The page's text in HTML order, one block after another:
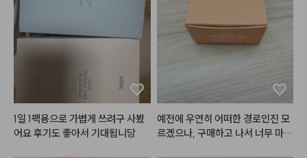
1일 1팩용으로 가볍게 쓰려구 사봤
어요 후기도 좋아서 기대됩니당
예전에 우연히 어떠한 경로인진 모
르겠으나, 구매하고 나서 너무 마음